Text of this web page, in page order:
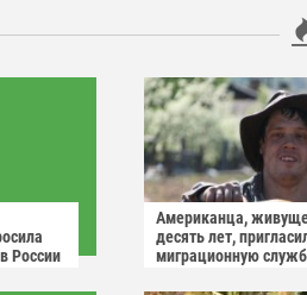
России
Американца,
десять лет,
миграционную